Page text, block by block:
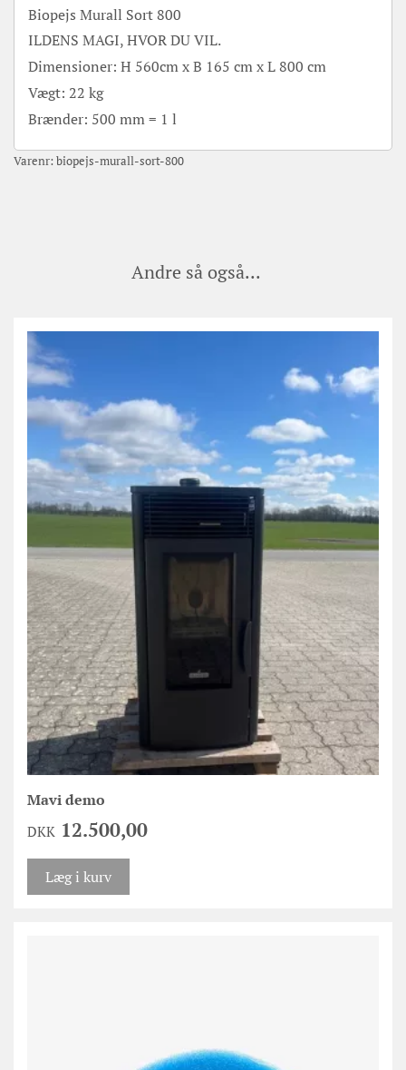
Biopejs Murall Sort 800
ILDENS MAGI, HVOR DU VIL.
Dimensioner: H 560cm x B 165 cm x L 800 cm
Vægt: 22 kg
Brænder: 500 mm = 1 l
Varenr:biopejs-murall-sort-800
Andre så også...
Mavi demo
DKK 12.500,00
Læg i kurv